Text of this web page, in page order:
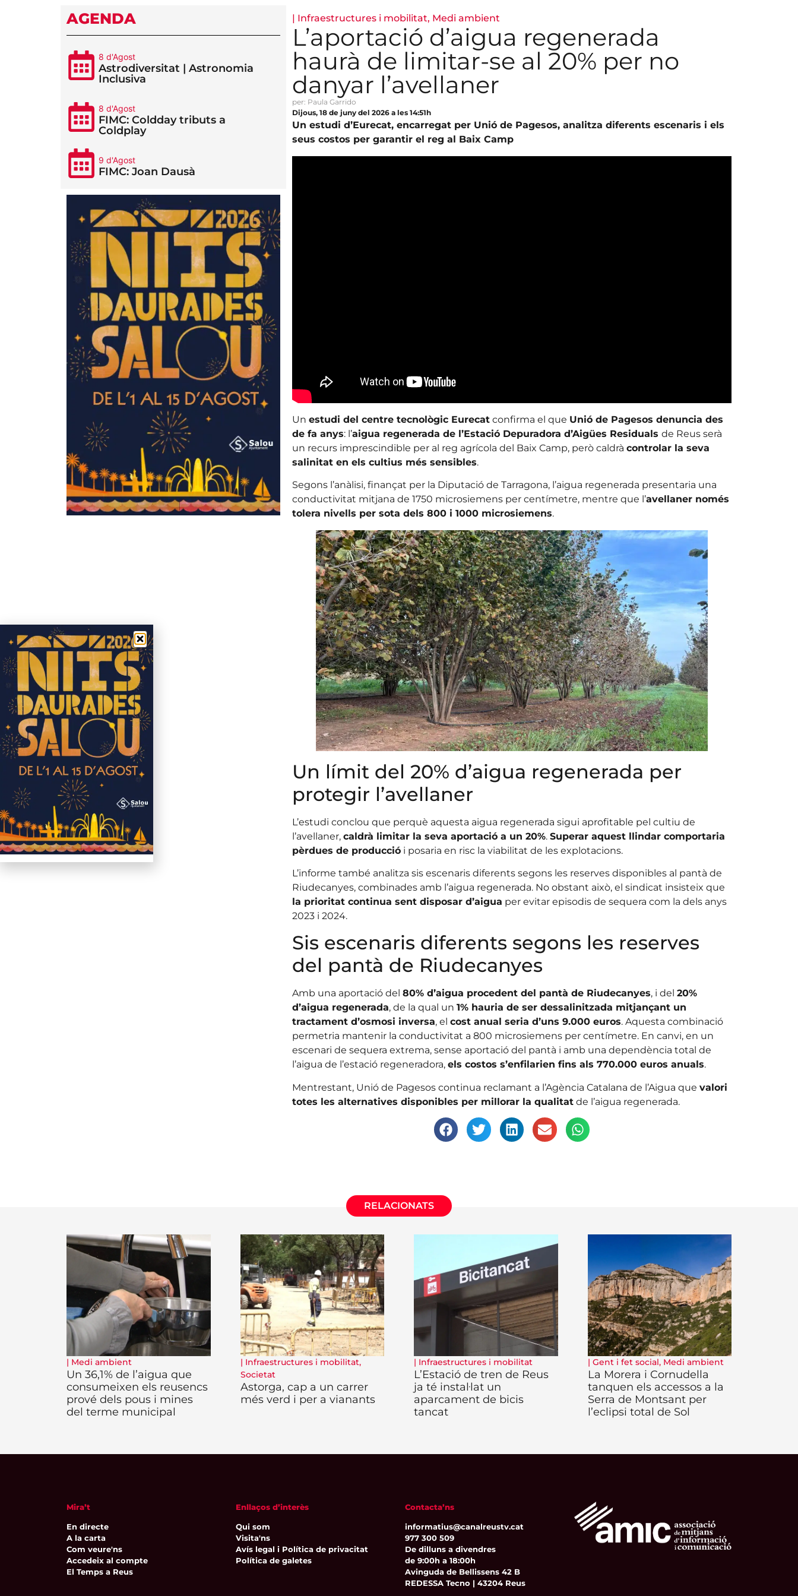
AGENDA
8 d'Agost
Astrodiversitat | Astronomia
Inclusiva
8 d'Agost
FIMC: Coldday tributs a
Coldplay
9 d'Agost
FIMC: Joan Dausà
| Infraestructures i mobilitat, Medi ambient
L’aportació d’aigua regenerada
haurà de limitar-se al 20% per no
danyar l’avellaner
per: Paula Garrido
Dijous, 18 de juny del 2026 a les 14:51h
Un estudi d’Eurecat, encarregat per Unió de Pagesos, analitza diferents escenaris i els
seus costos per garantir el reg al Baix Camp
Un estudi del centre tecnològic Eurecatconfirma el que Unió de Pagesos denuncia des
de fa anys: l’aigua regenerada de l’Estació Depuradora d’Aigües Residuals de Reus serà
un recurs imprescindible per al reg agrícola del Baix Camp, però caldrà controlar la seva
salinitat en els cultius més sensibles.
Segons l’anàlisi, finançat per la Diputació de Tarragona, l’aigua regenerada presentaria una
conductivitat mitjana de 1750 microsiemens per centímetre, mentre que l’avellaner només
tolera nivells per sota dels 800 i 1000 microsiemens.
Un límit del 20% d’aigua regenerada per
protegir l’avellaner
L’estudi conclou que perquè aquesta aigua regenerada sigui aprofitable pel cultiu de
l’avellaner, caldrà limitar la seva aportació a un 20%. Superar aquest llindar comportaria
pèrdues de producciói posaria en risc la viabilitat de les explotacions.
L’informe també analitza sis escenaris diferents segons les reserves disponibles al pantà de
Riudecanyes, combinades amb l’aigua regenerada. No obstant això, el sindicat insisteix que
la prioritat continua sent disposar d’aigua per evitar episodis de sequera com la dels anys
2023 i 2024.
Sis escenaris diferents segons les reserves
del pantà de Riudecanyes
Amb una aportació del 80% d’aigua procedent del pantà de Riudecanyes, i del 20%
d’aigua regenerada, de la qual un 1% hauria de ser dessalinitzada mitjançant un
tractament d’osmosi inversa, el cost anual seria d’uns 9.000 euros. Aquesta combinació
permetria mantenir la conductivitat a 800 microsiemens per centímetre. En canvi, en un
escenari de sequera extrema, sense aportació del pantà i amb una dependència total de
l’aigua de l’estació regeneradora, els costos s’enfilarien fins als 770.000 euros anuals.
Mentrestant, Unió de Pagesos continua reclamant a l’Agència Catalana de l’Aigua que valori
totes les alternatives disponibles per millorar la qualitatde l’aigua regenerada.
RELACIONATS
| Medi ambient
Un 36,1% de l’aigua que
consumeixen els reusencs
prové dels pous i mines
del terme municipal
| Infraestructures i mobilitat,
Societat
Astorga, cap a un carrer
més verd i per a vianants
| Infraestructures i mobilitat
L’Estació de tren de Reus
ja té instal·lat un
aparcament de bicis
tancat
| Gent i fet social, Medi ambient
La Morera i Cornudella
tanquen els accessos a la
Serra de Montsant per
l’eclipsi total de Sol
Mira’t
En directe
A la carta
Com veure'ns
Accedeix al compte
El Temps a Reus
Enllaços d’interès
Qui som
Visita'ns
Avís legal i Política de privacitat
Política de galetes
Contacta’ns
informatius@canalreustv.cat
977 300 509
De dilluns a divendres
de 9:00h a 18:00h
Avinguda de Bellissens 42 B
REDESSA Tecno | 43204 Reus